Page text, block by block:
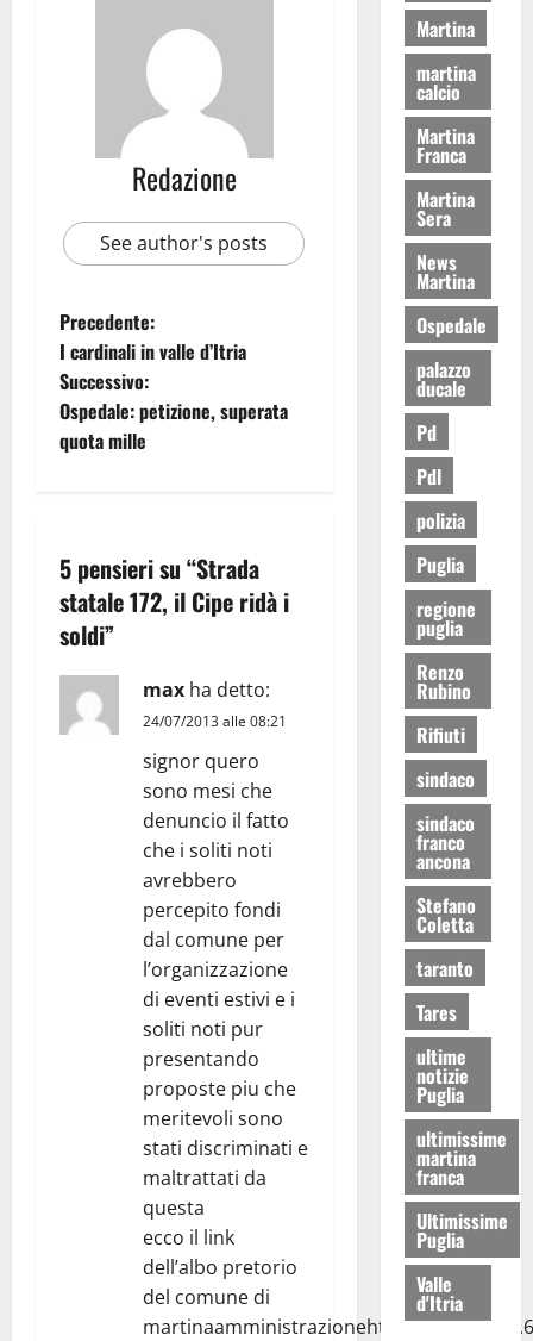
Redazione
See author's posts
Precedente:
I cardinali in valle d’Itria
Successivo:
Ospedale: petizione, superata
quota mille
5 pensieri su “Strada
statale 172, il Cipe ridà i
soldi”
max ha detto:
24/07/2013 alle 08:21
signor quero
sono mesi che
denuncio il fatto
che i soliti noti
avrebbero
percepito fondi
dal comune per
l’organizzazione
di eventi estivi e i
soliti noti pur
presentando
proposte piu che
meritevoli sono
stati discriminati e
maltrattati da
questa
ecco il link
dell’albo pretorio
del comune di
martinaamministrazionehttp://
Martina
martina
calcio
Martina
Franca
Martina
Sera
News
Martina
Ospedale
palazzo
ducale
Pd
Pdl
polizia
Puglia
regione
puglia
Renzo
Rubino
Rifiuti
sindaco
sindaco
franco
ancona
Stefano
Coletta
taranto
Tares
ultime
notizie
Puglia
ultimissime
martina
franca
Ultimissime
Puglia
Valle
d'Itria